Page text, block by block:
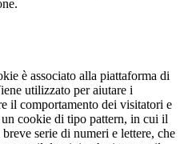
è associato alla piattaforma di
utilizzato per aiutare i
il comportamento dei visitatori e
cookie di tipo pattern, in cui il
serie di numeri e lettere, che